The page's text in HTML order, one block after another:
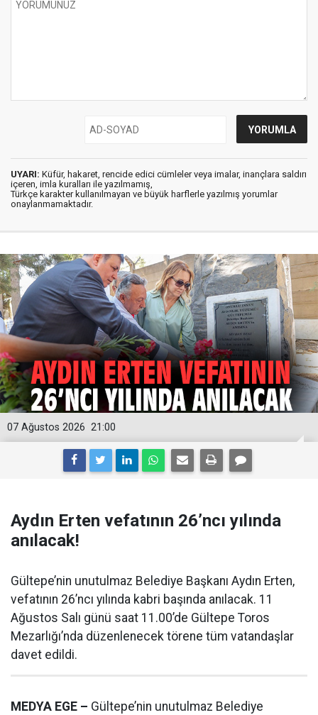
UYARI: Küfür, hakaret, rencide edici cümleler veya imalar, inançlara saldırı
içeren, imla kuralları ile yazılmamış,
Türkçe karakter kullanılmayan ve büyük harflerle yazılmış yorumlar
onaylanmamaktadır.
21:00
07 Ağustos 2026
Aydın Erten vefatının 26’ncı yılında
anılacak!
Gültepe’nin unutulmaz Belediye Başkanı Aydın Erten,
vefatının 26’ncı yılında kabri başında anılacak. 11
Ağustos Salı günü saat 11.00’de Gültepe Toros
Mezarlığı’nda düzenlenecek törene tüm vatandaşlar
davet edildi.
MEDYA EGE – Gültepe’nin unutulmaz Belediye